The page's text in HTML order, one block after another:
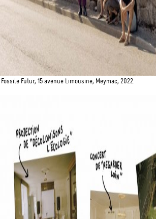
Fossile Futur, 15 avenue Limousine, Meymac, 2022.